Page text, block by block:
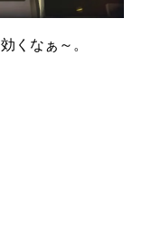
くなぁ～。